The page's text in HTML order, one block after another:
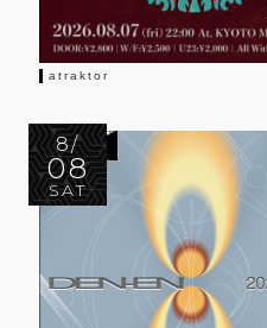
atraktor
8/
08
SAT